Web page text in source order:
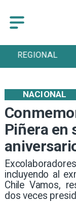
ENTRETENCIÓN
Piñera en
incluyendo al
Chile Vamos,
dos veces
NACIONAL